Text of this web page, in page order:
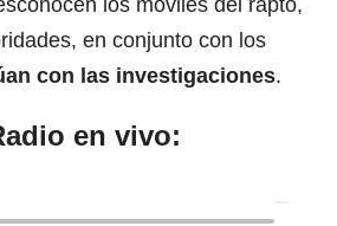
en conjunto con los
con las investigaciones.
en vivo: